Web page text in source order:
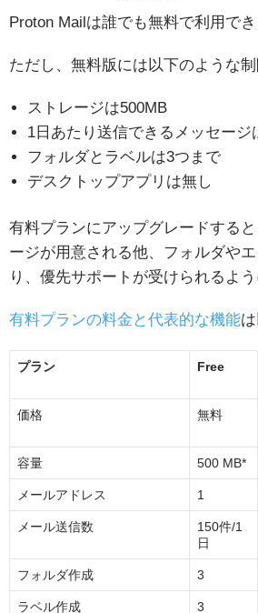
Proton Mailは誰でも無料で利用でき
ただし、無料版には以下のような制
ストレージは500MB
1日あたり送信できるメッセージ
フォルダとラベルは3つまで
デスクトップアプリは無し
有料プランにアップグレードする
ージが用意される他、フォルダや
り、優先サポートが受けられるよう
有料プランの料金と代表的な機能
プラン Free
価格 無料
容量 500 MB*
メールアドレス 1
メール送信数
150件/1
日
フォルダ作成 3
ラベル作成 3